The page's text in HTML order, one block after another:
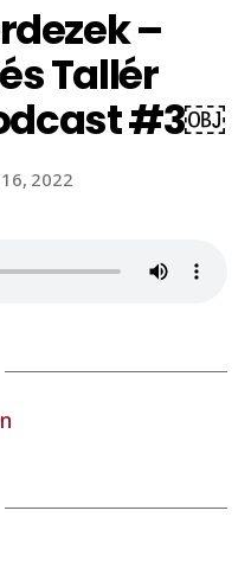
–
Tallér
#3￼
2022